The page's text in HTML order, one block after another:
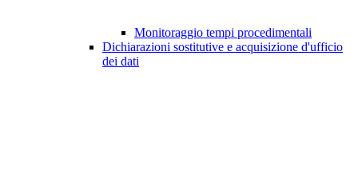
Monitoraggio tempi procedimentali
Dichiarazioni sostitutive e acquisizione d'ufficio
dei dati